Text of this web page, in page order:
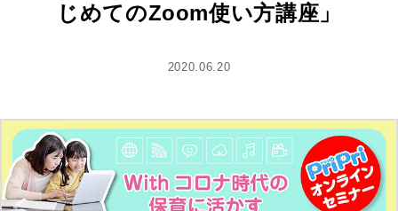
じめてのZoom使い方講座」
2020.06.20